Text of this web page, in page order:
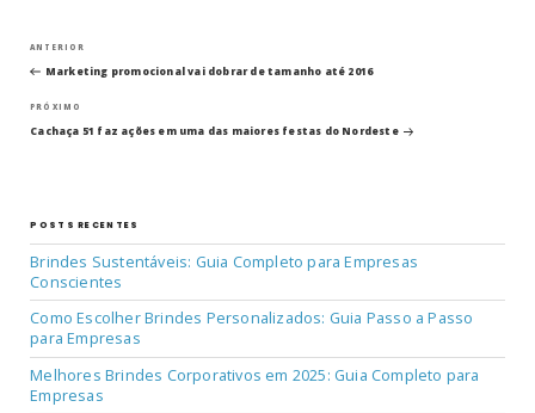
Navegação
de
Post
Post
anterior
ANTERIOR
Marketing promocional vai dobrar de tamanho até 2016
Próximo
post
PRÓXIMO
Cachaça 51 faz ações em uma das maiores festas do Nordeste
POSTS RECENTES
Brindes Sustentáveis: Guia Completo para Empresas
Conscientes
Como Escolher Brindes Personalizados: Guia Passo a Passo
para Empresas
Melhores Brindes Corporativos em 2025: Guia Completo para
Empresas